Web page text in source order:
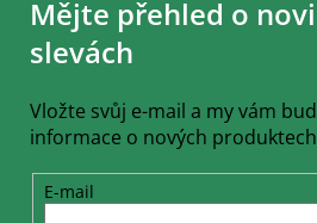
Mějte přehled o
slevách
Vložte svůj e-mail a my vám
informace o nových
E-mail